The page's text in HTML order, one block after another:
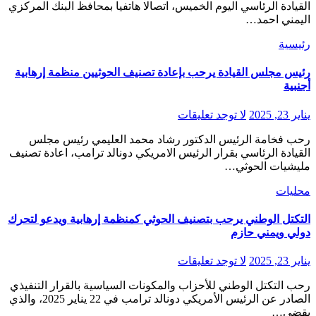
القيادة الرئاسي اليوم الخميس، اتصالا هاتفيا بمحافظ البنك المركزي
اليمني احمد…
رئيسية
رئيس مجلس القيادة يرحب بإعادة تصنيف الحوثيين منظمة إرهابية
أجنبية
يناير 23, 2025 لا توجد تعليقات
رحب فخامة الرئيس الدكتور رشاد محمد العليمي رئيس مجلس
القيادة الرئاسي بقرار الرئيس الامريكي دونالد ترامب، اعادة تصنيف
مليشيات الحوثي…
محليات
التكتل الوطني يرحب بتصنيف الحوثي كمنظمة إرهابية ويدعو لتحرك
دولي ويمني حازم
يناير 23, 2025 لا توجد تعليقات
رحب التكتل الوطني للأحزاب والمكونات السياسية بالقرار التنفيذي
الصادر عن الرئيس الأمريكي دونالد ترامب في 22 يناير 2025، والذي
يقضي…